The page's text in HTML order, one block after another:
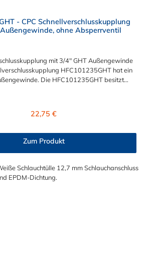
- CPC Schnellverschlusskupplung
ohne Absperrventil
mit 3/4" GHT Außengewinde
HFC101235GHT hat ein
Die HFC101235GHT besitzt
bis 138 °C Sie können diese CPC
HFC35- und HFC57-Serie kombinieren.
Regulärer Preis:
22,75 €
Zum Produkt